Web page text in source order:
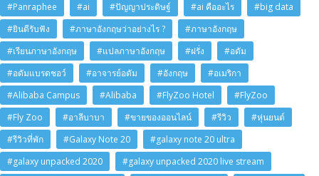
#Panraphee
#ai #ปัญญาประดิษฐ์ #ai คืออะไร
#big data
#ยินดีรับฟัง
#ภาษาอังกฤษว่าอย่างไร ?
#ภาษาอังกฤษ
#เรียนภาษาอังกฤษ
#แปลภาษาอังกฤษ #ฝรั่ง
#อดัม
#อดัมแบรดชอว์
#อาจารย์อดัม #อังกฤษ
#อเมริกา
#Alibaba Campus
#Alibaba #FlyZoo Hotel
#FlyZoo
#Fly Zoo
#อาลีบาบา #ขายของออนไลน์ #รีวิว
#หุ่นยนต์
#รีวิวที่พัก
#Galaxy Note 20
#galaxy note 20 ultra
#galaxy unpacked 2020
#galaxy unpacked 2020 live stream